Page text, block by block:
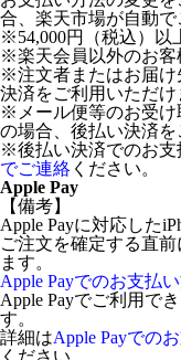
合、楽天市場が自動で
※54,000円（税込）以
※楽天会員以外のお客
※注文者またはお届け
決済をご利用いただけ
※メール便等のお受け
の場合、後払い決済を
※後払い決済でのお支
でご連絡 ください。
Apple Pay
【備考】
Apple Payに対応した
ご注文を確定する直
ます。
Apple Payでのお支払
Apple Payでご利用で
す。
詳細はApple Payでの
ください。